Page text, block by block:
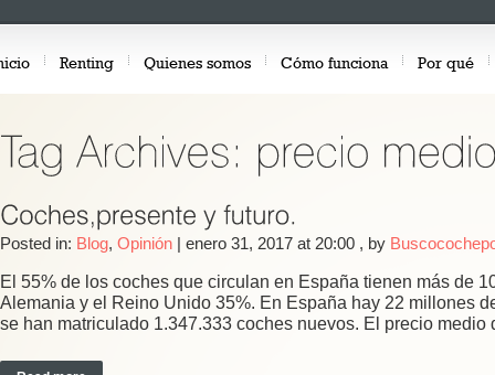
Renting Quienes somos Cómo funciona Por qué
Posted in: Blog, Opinión enero 31, 2017 at 20:00 , by
El 55% de los coches que circulan en España tienen más de
Alemania y el Reino Unido 35%. En España hay 22 millones
se han matriculado 1.347.333 coches nuevos. El precio medio